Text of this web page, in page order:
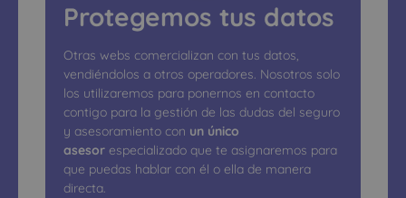
Protegemos tus datos
Otras webs comercializan con tus datos,
vendiéndolos a otros operadores. Nosotros solo
los utilizaremos para ponernos en contacto
contigo para la gestión de las dudas del seguro
y asesoramiento con un único
asesor especializado que te asignaremos para
que puedas hablar con él o ella de manera
directa.